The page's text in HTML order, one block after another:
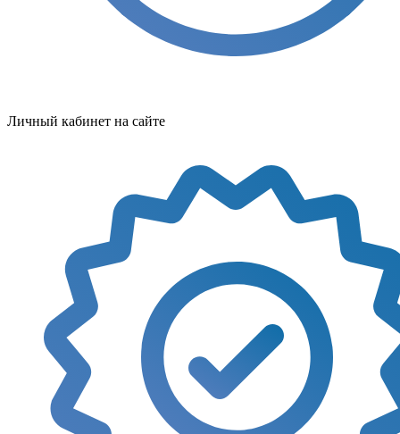
Личный кабинет на сайте